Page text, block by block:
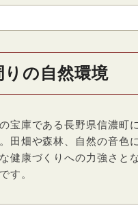
りの自然環境
宝庫である長野県信濃町に
田畑や森林、自然の音色に
健康づくりへの力強さと
す。